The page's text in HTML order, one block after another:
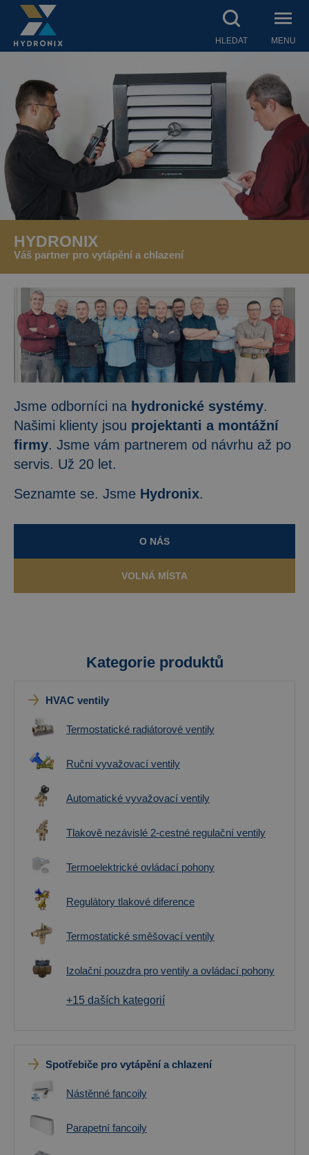
HLEDAT MENU
HYDRONIX
Váš partner pro vytápění a chlazení
Jsme odborníci na hydronické systémy.
Našimi klienty jsou projektanti a montážní
firmy. Jsme vám partnerem od návrhu až po
servis. Už 20 let.
Seznamte se. Jsme Hydronix.
O NÁS
VOLNÁ MÍSTA
Kategorie produktů
HVAC ventily
Termostatické radiátorové ventily
Ruční vyvažovací ventily
Automatické vyvažovací ventily
Tlakově nezávislé 2-cestné regulační ventily
Termoelektrické ovládací pohony
Regulátory tlakové diference
Termostatické směšovací ventily
Izolační pouzdra pro ventily a ovládací pohony
+15 daších kategorií
Spotřebiče pro vytápění a chlazení
Nástěnné fancoily
Parapetní fancoily